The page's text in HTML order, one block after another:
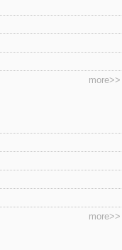
more>>
more>>